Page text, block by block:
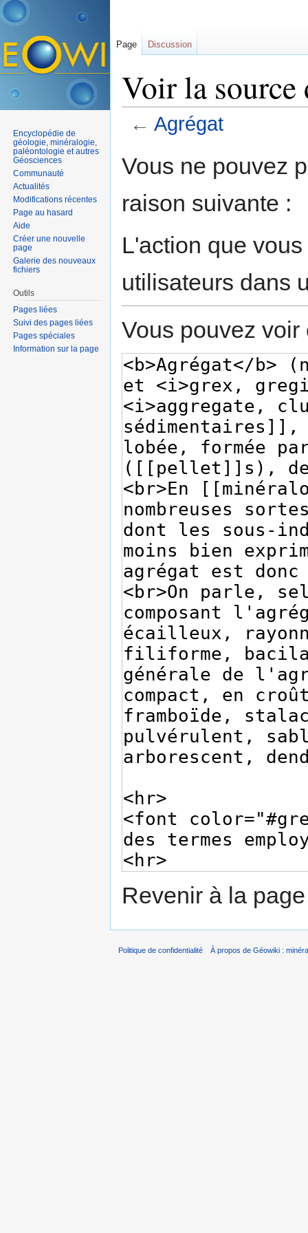
Voir la source
← Agrégat
Vous ne pouvez
raison suivante :
L'action que
utilisateurs dans
Vous pouvez
Revenir à la
Page Discussion
Encyclopédie de
géologie, minéralogie,
paléontologie et autres
Géosciences
Communauté
Actualités
Modifications récentes
Page au hasard
Aide
Créer une nouvelle
page
Galerie des nouveaux
fichiers
Outils
Pages liées
Suivi des pages liées
Pages spéciales
Information sur la page
Politique de confidentialité À propos de Géowiki :